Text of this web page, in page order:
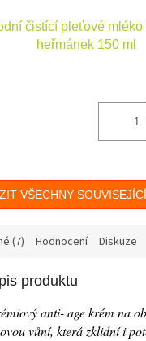
čistící pleťové mléko
heřmánek 150 ml
VŠECHNY
(7) Hodnocení Diskuze
produktu
anti- age krém na
vůní, která zklidní i